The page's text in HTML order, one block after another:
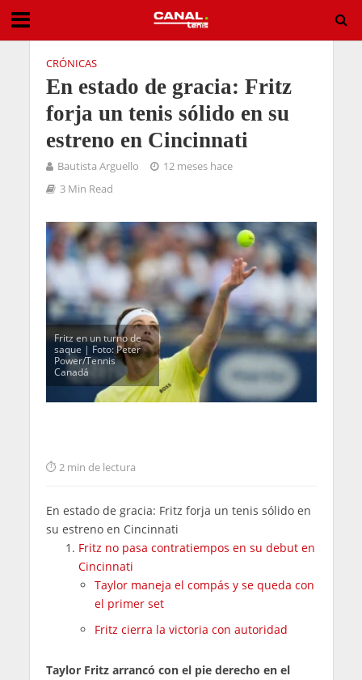
CRÓNICAS
En estado de gracia: Fritz
forja un tenis sólido en su
estreno en Cincinnati
Bautista Arguello
12 meses hace
3 Min Read
Fritz en un turno de
saque | Foto: Peter
Power/Tennis
Canadá
2 min de lectura
En estado de gracia: Fritz forja un tenis sólido en
su estreno en Cincinnati
Fritz no pasa contratiempos en su debut en
Cincinnati
Taylor maneja el compás y se queda con
el primer set
Fritz cierra la victoria con autoridad
Taylor Fritz arrancó con el pie derecho en el